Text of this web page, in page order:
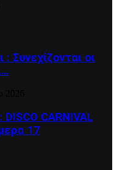
Συνεχίζονται οι
CARNIVAL
17